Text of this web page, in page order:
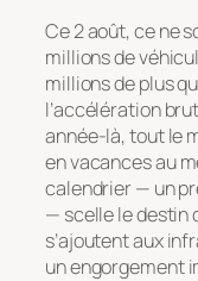
Ce 2 août, ce ne
millions de
millions de plus
l’accélération
année-là, tout le
en vacances au
calendrier — un
— scelle le destin
s’ajoutent aux
un engorgement